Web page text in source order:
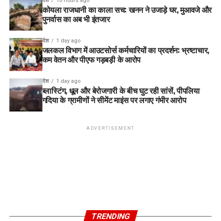
डॉक्टर का पक्ष: केंद्र पर तैनात डॉक्टर उमेश कुमार का कहना है कि स्टाफ
की भारी कमी है। मार्च-अप्रैल जैसे महीनों में विशेष सरकारी कार्यक्रमों के
कारण डॉक्टर फील्ड में रहते हैं, जिससे अस्पताल में ताला लटका रहता है।
जर्जर रिकॉर्ड: अस्पताल के महत्वपूर्ण रजिस्टर और दस्तावेज जमीन पर धूल
फांक रहे हैं।
अस्पताल की बिल्डिंग किसी भी वक्त बड़े हादसे को दावत दे सकती है। छत
कोयला राजधानी का काला सच: खनन ने उजाड़े घर, मुआवजे और
पुनर्वास का अब भी इंतजार
देश 1 day ago
जलकल विभाग में आउटसोर्स कर्मचारियों का प्रदर्शन: भ्रष्टाचार,
कम वेतन और पीएफ गड़बड़ी के आरोप
देश 1 day ago
ब्लास्टिंग, धूल और बेरोजगारी के बीच घुट रही सांसें, पीपलिया
गदिया के ग्रामीणों ने सीमेंट माइंस पर लगाए गंभीर आरोप
ADVERTISEMENT
TRENDING